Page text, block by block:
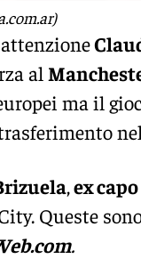
al
ma il
,ex
Queste
.